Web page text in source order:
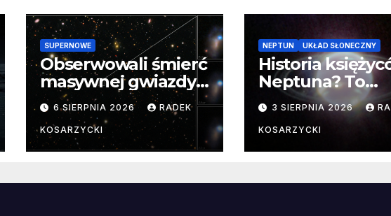
SUPERNOWE
Obserwowali śmierć
masywnej gwiazdy
od samego
początku.
Niezwykle cenne
dane
6 SIERPNIA 2026 RADEK
KOSARZYCKI
NEPTUN UKŁAD SŁONECZNY
Historia
Neptuna? To
skomplikowane
3 SIERPNIA 2026
KOSARZYCKI